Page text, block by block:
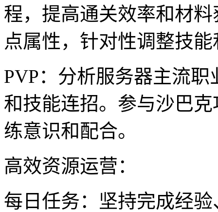
程，提高通关效率和材
点属性，针对性调整技
PVP：分析服务器主流
和技能连招。参与沙巴
练意识和配合。
高效资源运营：
每日任务：坚持完成经